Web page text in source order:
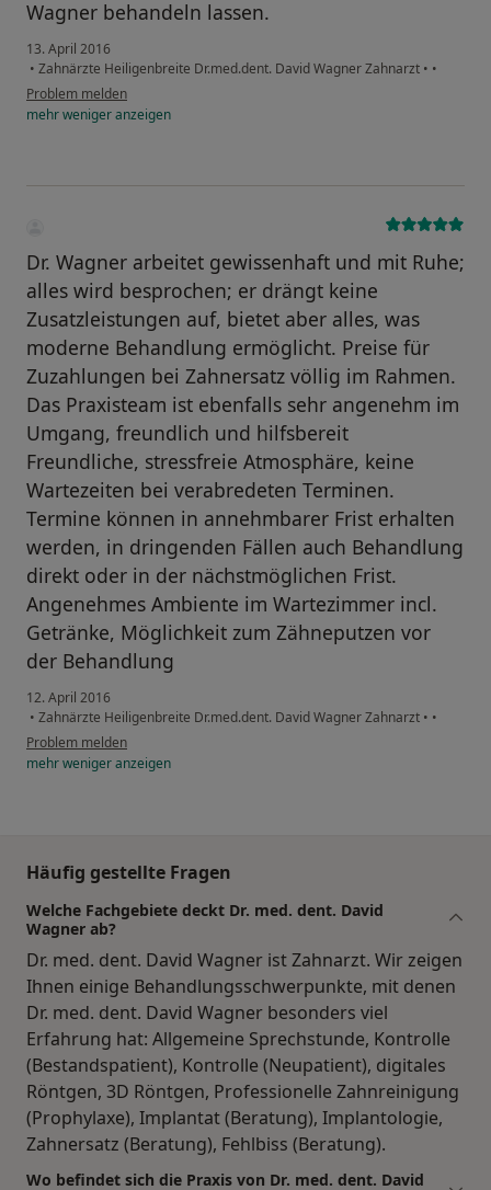
Wagner behandeln lassen.
13. April 2016
• Zahnärzte Heiligenbreite Dr.med.dent. David Wagner Zahnarzt • •
Problem melden
mehrwenigeranzeigen
Dr. Wagner arbeitet gewissenhaft und mit Ruhe;
alles wird besprochen; er drängt keine
Zusatzleistungen auf, bietet aber alles, was
moderne Behandlung ermöglicht. Preise für
Zuzahlungen bei Zahnersatz völlig im Rahmen.
Das Praxisteam ist ebenfalls sehr angenehm im
Umgang, freundlich und hilfsbereit
Freundliche, stressfreie Atmosphäre, keine
Wartezeiten bei verabredeten Terminen.
Termine können in annehmbarer Frist erhalten
werden, in dringenden Fällen auch Behandlung
direkt oder in der nächstmöglichen Frist.
Angenehmes Ambiente im Wartezimmer incl.
Getränke, Möglichkeit zum Zähneputzen vor
der Behandlung
12. April 2016
• Zahnärzte Heiligenbreite Dr.med.dent. David Wagner Zahnarzt • •
Problem melden
mehrwenigeranzeigen
Häufig gestellte Fragen
Welche Fachgebiete deckt Dr. med. dent. David
Wagner ab?
Dr. med. dent. David Wagner ist Zahnarzt. Wir zeigen
Ihnen einige Behandlungsschwerpunkte, mit denen
Dr. med. dent. David Wagner besonders viel
Erfahrung hat: Allgemeine Sprechstunde, Kontrolle
(Bestandspatient), Kontrolle (Neupatient), digitales
Röntgen, 3D Röntgen, Professionelle Zahnreinigung
(Prophylaxe), Implantat (Beratung), Implantologie,
Zahnersatz (Beratung), Fehlbiss (Beratung).
Wo befindet sich die Praxis von Dr. med. dent. David